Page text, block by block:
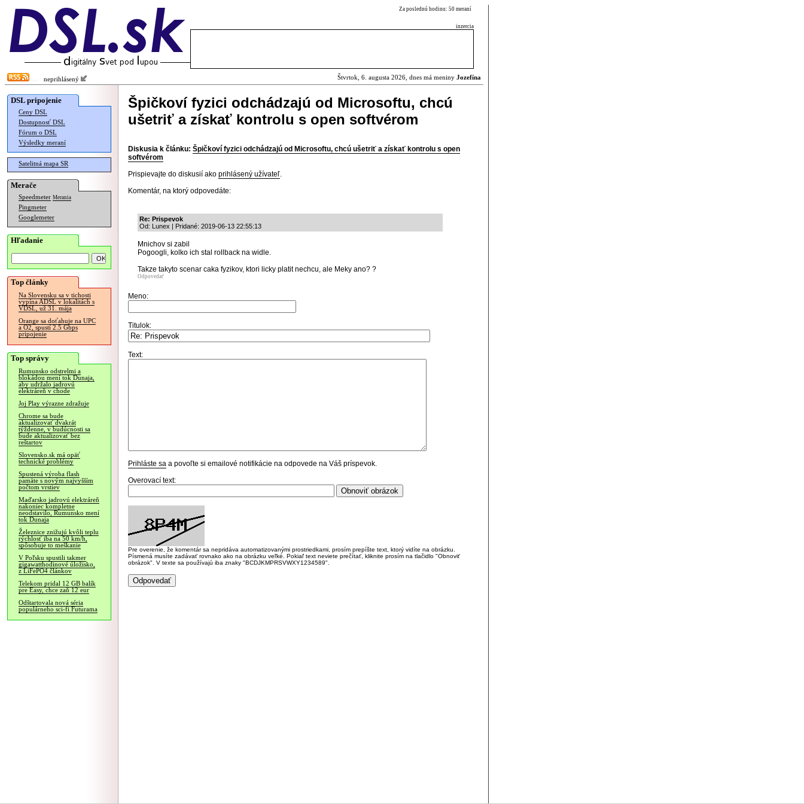
Za poslednú hodinu: 50 meraní
inzercia
neprihlásený Štvrtok, 6. augusta 2026, dnes má meniny Jozefína
DSL pripojenie
Ceny DSL
Dostupnosť DSL
Fórum o DSL
Výsledky meraní
Satelitná mapa SR
Merače
Speedmeter Merania
Pingmeter
Googlemeter
Hľadanie
Top články
Na Slovensku sa v tichosti
vypína ADSL v lokalitách s
VDSL, už 31. mája
Orange sa doťahuje na UPC
a O2, spustí 2.5 Gbps
pripojenie
Top správy
Rumunsko odstrelmi a
blokádou mení tok Dunaja,
aby udržalo jadrovú
elektráreň v chode
Joj Play výrazne zdražuje
Chrome sa bude
aktualizovať dvakrát
týždenne, v budúcnosti sa
bude aktualizovať bez
reštartov
Slovensko.sk má opäť
technické problémy
Spustená výroba flash
pamäte s novým najvyšším
počtom vrstiev
Maďarsko jadrovú elektráreň
nakoniec kompletne
neodstavilo, Rumunsko mení
tok Dunaja
Železnice znižujú kvôli teplu
rýchlosť iba na 50 km/h,
spôsobuje to meškanie
V Poľsku spustili takmer
gigawatthodinové úložisko,
z LiFePO4 článkov
Telekom pridal 12 GB balík
pre Easy, chce zaň 12 eur
Odštartovala nová séria
populárneho sci-fi Futurama
Špičkoví fyzici odchádzajú od Microsoftu, chcú
ušetriť a získať kontrolu s open softvérom
Diskusia k článku: Špičkoví fyzici odchádzajú od Microsoftu, chcú ušetriť a získať kontrolu s open
softvérom
Prispievajte do diskusií ako prihlásený užívateľ.
Komentár, na ktorý odpovedáte:
Re: Prispevok
Od: Lunex | Pridané: 2019-06-13 22:55:13
Mnichov si zabil
Pogoogli, kolko ich stal rollback na widle.
Takze takyto scenar caka fyzikov, ktori licky platit nechcu, ale Meky ano? ?
Odpovedať
Meno:
Titulok:
Text:
Prihláste sa a povoľte si emailové notifikácie na odpovede na Váš príspevok.
Overovací text:
Pre overenie, že komentár sa nepridáva automatizovanými prostriedkami, prosím prepíšte text, ktorý vidíte na obrázku.
Písmená musíte zadávať rovnako ako na obrázku veľké. Pokiaľ text neviete prečítať, kliknite prosím na tlačidlo "Obnoviť
obrázok". V texte sa používajú iba znaky "BCDJKMPRSVWXY1234589".